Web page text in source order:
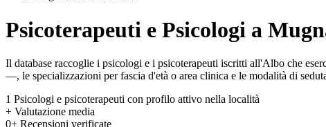
Psicoterapeuti e Psicologi a
Il database raccoglie i psicologi e i psicoterapeuti iscritti all'Albo che
—, le specializzazioni per fascia d'età o area clinica e le modalità di
1 Psicologi e psicoterapeuti con profilo attivo nella località
+ Valutazione media
0+ Recensioni verificate